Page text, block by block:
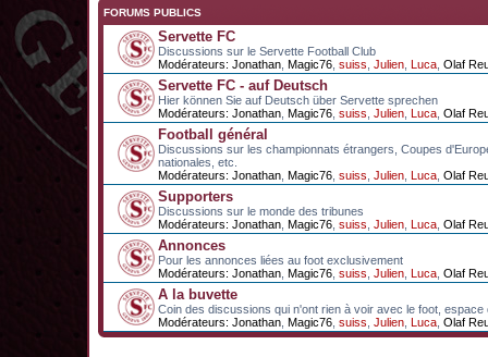
FORUMS PUBLICS
Servette FC
Discussions sur le Servette Football Club
Modérateurs: Jonathan Magic76 suiss Julien Luca Olaf
Servette FC - auf Deutsch
Hier können Sie auf Deutsch über Servette sprechen
Modérateurs: Jonathan Magic76 suiss Julien Luca Olaf
Football général
Discussions sur les championnats étrangers, Coupes
nationales, etc.
Modérateurs: Jonathan Magic76 suiss Julien Luca Olaf
Supporters
Discussions sur le monde des tribunes
Modérateurs: Jonathan Magic76 suiss Julien Luca Olaf
Annonces
Pour les annonces liées au foot exclusivement
Modérateurs: Jonathan Magic76 suiss Julien Luca Olaf
A la buvette
Coin des discussions qui n'ont rien à voir avec le foot, espace
Modérateurs: Jonathan Magic76 suiss Julien Luca Olaf